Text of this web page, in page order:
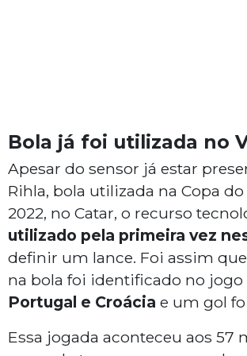
Bola já foi utilizada no
Apesar do sensor já estar
Rihla, bola utilizada na Copa
2022, no Catar, o recurso
utilizado pela primeira vez
definir um lance. Foi assim
na bola foi identificado no jogo
Portugal e Croácia e um gol
Essa jogada aconteceu aos 57